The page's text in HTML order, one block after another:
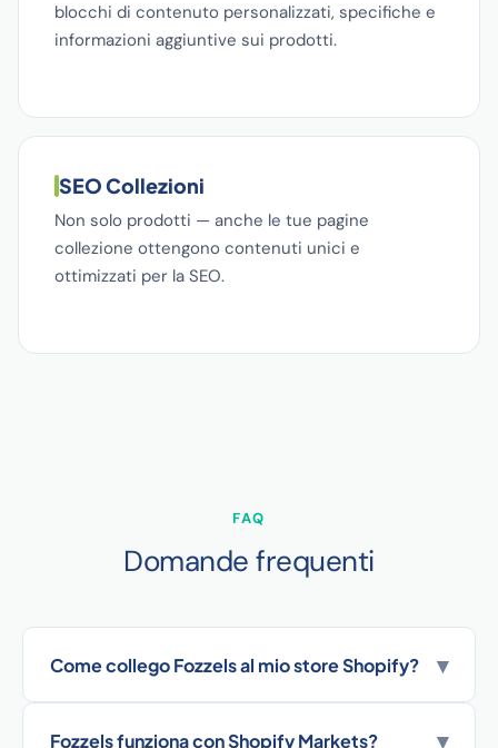
blocchi di contenuto personalizzati, specifiche e
informazioni aggiuntive sui prodotti.
SEO Collezioni
Non solo prodotti — anche le tue pagine
collezione ottengono contenuti unici e
ottimizzati per la SEO.
FAQ
Domande frequenti
Come collego Fozzels al mio store Shopify? ▾
Fozzels funziona con Shopify Markets? ▾